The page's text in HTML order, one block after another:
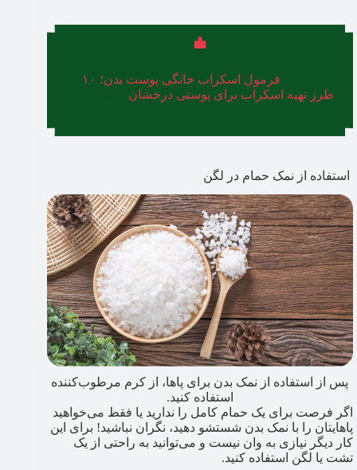
فرمول اسکراب خانگی پوست بدن؛ ۱۰
طرز تهیه اسکراب برای پوستی درخشان
استفاده از نمک حمام در لگن
پس از استفاده از نمک بدن برای پاها، از کرم مرطوب‌کننده
استفاده کنید.
اگر فرصت برای یک حمام کامل را ندارید یا فقط می‌خواهید
پاهایتان را با نمک بدن شستشو دهید، نگران نباشید! برای این
کار دیگر نیازی به وان نیست و می‌توانید به راحتی از یک
تشت یا لگن استفاده کنید.